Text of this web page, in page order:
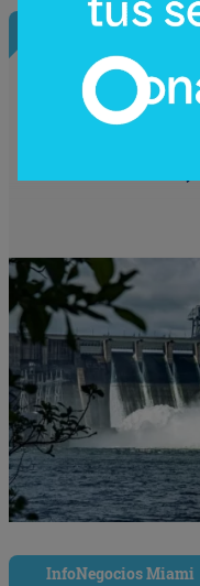
InfoConstrucción
¿Una nueva
Reactivan en
InfoNegocios Miami